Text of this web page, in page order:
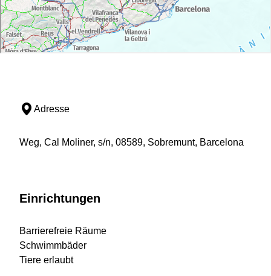
Adresse
Weg, Cal Moliner, s/n, 08589, Sobremunt, Barcelona
Einrichtungen
Barrierefreie Räume
Schwimmbäder
Tiere erlaubt